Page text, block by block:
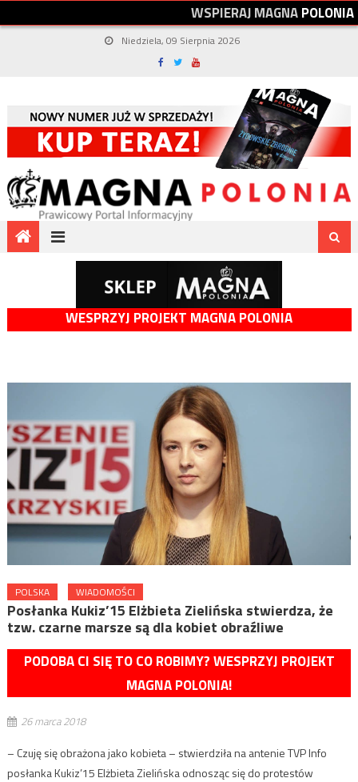
WSPIERAJMAGNAPOLONIA
Niedziela, 09 Sierpnia 2026
WESPRZYJ PROJEKT MAGNA POLONIA
POLSKA WIADOMOŚCI
Posłanka Kukiz’15 Elżbieta Zielińska stwierdza, że
tzw. czarne marsze są dla kobiet obraźliwe
PODOBA CI SIĘ TO CO ROBIMY? WESPRZYJ PROJEKT
MAGNA POLONIA!
26 marca 2018
– Czuję się obrażona jako kobieta – stwierdziła na antenie TVP Info
posłanka Kukiz’15 Elżbieta Zielińska odnosząc się do protestów